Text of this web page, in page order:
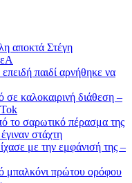
αποκτά Στέγη
παιδί αρνήθηκε να
καλοκαιρινή διάθεση –
το σαρωτικό πέρασμα της
στάχτη
με την εμφάνισή της –
μπαλκόνι πρώτου ορόφου